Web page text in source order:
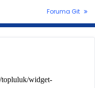
Foruma Git